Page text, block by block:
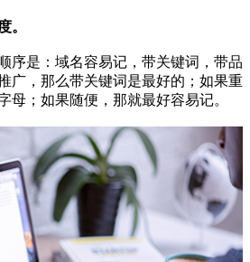
。
序是：域名容易记，带关键词，带品
广，那么带关键词是最好的；如果重
母；如果随便，那就最好容易记。